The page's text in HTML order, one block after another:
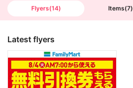
Flyers(14) Items(7)
Latest flyers